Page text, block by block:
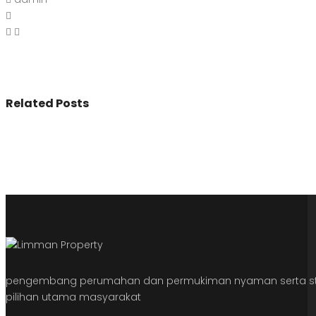
Related Posts
pengembang perumahan dan permukiman nyaman serta
pilihan utama masyarakat